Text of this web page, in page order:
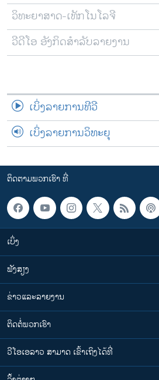
ພາສາຕ່າງໆ
ວິທະຍາສາດ-ເທັກໂນໂລຈີ
ວີດີໂອ ອັງກິດສຳລັບລາຍງານ
ເບິ່ງລາຍການທີວີ
ເບິ່ງລາຍການວິທະຍຸ
ຕິດຕາມພວກເຮົາ ທີ່
ເບິ່ງ
ຟັງສຽງ
ຂ່າວແລະລາຍງານ
ຕິດຕໍ່ພວກເຮົາ
ວີໂອເອລາວ ສາມາດ ເຂົ້າເຖິງໄດ້ທີ່